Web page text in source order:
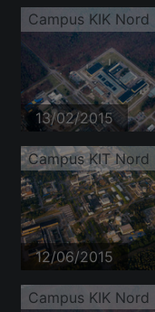
Campus KIK Nord
13/02/2015
Campus KIT Nord
12/06/2015
Campus KIK Nord